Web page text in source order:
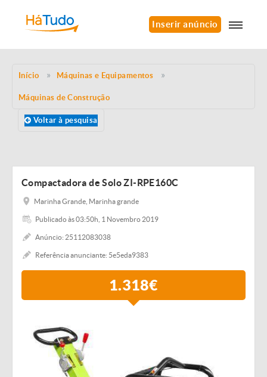
Inserir anúncio
Início Máquinas e Equipamentos
Máquinas de Construção
Voltar à pesquisa
Compactadora de Solo ZI-RPE160C
Marinha Grande, Marinha grande
Publicado às 03:50h, 1 Novembro 2019
Anúncio: 25112083038
Referência anunciante: 5e5eda9383
1.318€